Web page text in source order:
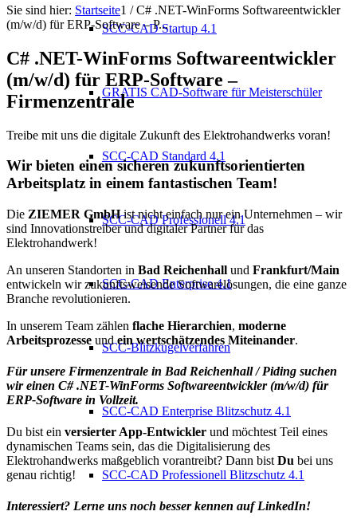
SCC-CAD Startup 4.1
GRATIS CAD-Software für Meisterschüler
SCC-CAD Standard 4.1
SCC-CAD Professionell 4.1
SCC-CAD Enterprise 4.1
SCC-Blitzkugelverfahren
SCC-CAD Enterprise Blitzschutz 4.1
SCC-CAD Professionell Blitzschutz 4.1
Sie sind hier: Startseite1 / C# .NET-WinForms Softwareentwickler
(m/w/d) für ERP-Software – P...
C# .NET-WinForms Softwareentwickler
(m/w/d) für ERP-Software –
Firmenzentrale
Treibe mit uns die digitale Zukunft des Elektrohandwerks voran!
Wir bieten einen sicheren zukunftsorientierten
Arbeitsplatz in einem fantastischen Team!
Die ZIEMER GmbHist nicht einfach nur ein Unternehmen – wir
sind Innovationstreiber und digitaler Partner für das
Elektrohandwerk!
An unseren Standorten in Bad Reichenhall und Frankfurt/Main
entwickeln wir zukunftsweisende Softwarelösungen, die eine ganze
Branche revolutionieren.
In unserem Team zählen flache Hierarchien, moderne
Arbeitsprozesse undein wertschätzendes Miteinander.
Für unsere Firmenzentrale in Bad Reichenhall / Piding suchen
wir einen C# .NET-WinForms Softwareentwickler (m/w/d) für
ERP-Software in Vollzeit.
Du bist ein versierter App-Entwickler und möchtest Teil eines
dynamischen Teams sein, das die Digitalisierung des
Elektrohandwerks maßgeblich vorantreibt? Dann bist Du bei uns
genau richtig!
Interessiert? Lerne uns noch besser kennen auf LinkedIn!